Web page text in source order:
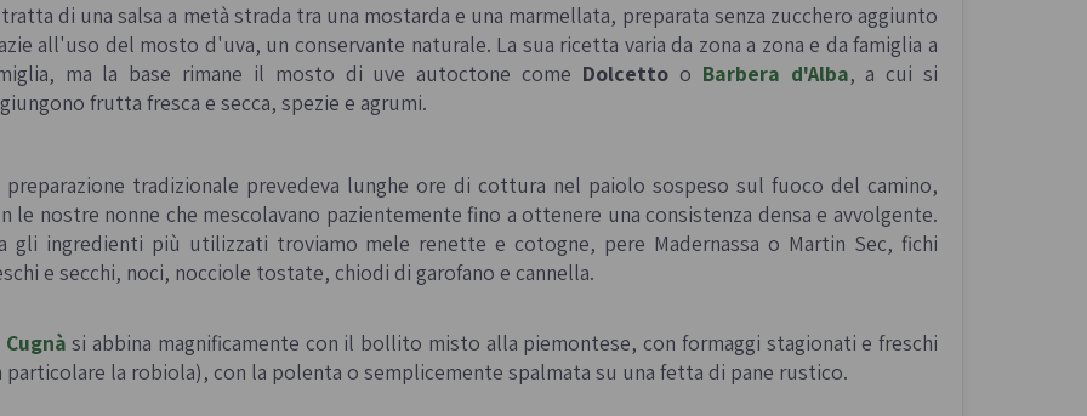
di una salsa a metà strada tra una mostarda e una marmellata, preparata senza zucchero aggiunto
all'uso del mosto d'uva, un conservante naturale. La sua ricetta varia da zona a zona e da famiglia a
ma la base rimane il mosto di uve autoctone come Dolcetto o Barbera d'Alba, a cui si
frutta fresca e secca, spezie e agrumi.
preparazione tradizionale prevedeva lunghe ore di cottura nel paiolo sospeso sul fuoco del camino,
le nostre nonne che mescolavano pazientemente fino a ottenere una consistenza densa e avvolgente.
gli ingredienti più utilizzati troviamo mele renette e cotogne, pere Madernassa o Martin Sec, fichi
e secchi, noci, nocciole tostate, chiodi di garofano e cannella.
Cugnàsi abbina magnificamente con il bollito misto alla piemontese, con formaggi stagionati e freschi
particolare la robiola), con la polenta o semplicemente spalmata su una fetta di pane rustico.